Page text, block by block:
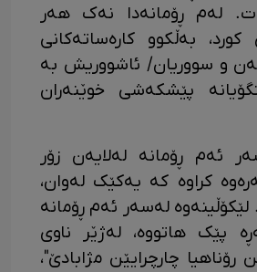
لەم ڕۆمانەدا نەک هەر
بەڵکوو کارەساتەکانی
و سووریان/ ئاشووریش بە
پێشکەشی خوێنەران
ئەم ڕۆمانە لەلایەن زۆر
کراوە کە یەکێک لەوان،
لەسەر ئەم ڕۆمانە
١٠٤ لاپەڕە پێک هاتووە، لەژێر ناوی
چارچرایێن مژابادێ"،